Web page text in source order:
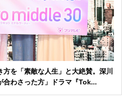
を「素敵な人生」と大絶賛。深川
合わさった方」ドラマ『Tok...